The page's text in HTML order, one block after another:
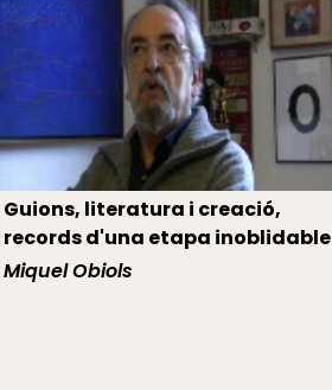
Guions, literatura i creació,
records d'una etapa inoblidable
Miquel Obiols